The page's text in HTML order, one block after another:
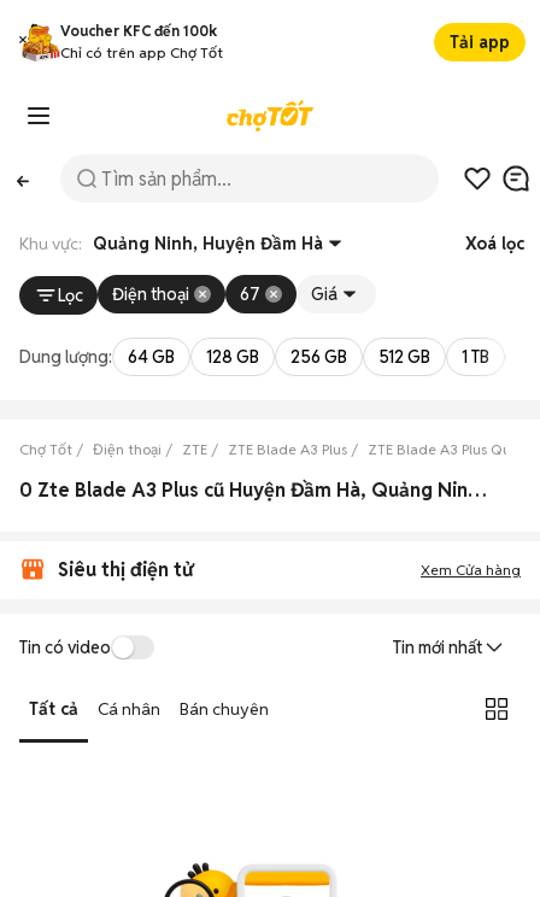
Voucher KFC đến 100k
Chỉ có trên app Chợ Tốt
Tải app
Khu vực: Quảng Ninh, Huyện Đầm Hà Xoá lọc
Lọc Điện thoại 67 Giá
Dung lượng: 64 GB 128 GB 256 GB 512 GB 1 TB
Chợ Tốt Điện thoại ZTE ZTE Blade A3 Plus ZTE Blade A3 Plus
0 Zte Blade A3 Plus cũ Huyện Đầm Hà, Quảng Ninh đẹp
Siêu thị điện tử Xem Cửa hàng
Tin có video Tin mới nhất
Tất cả Cá nhân Bán chuyên